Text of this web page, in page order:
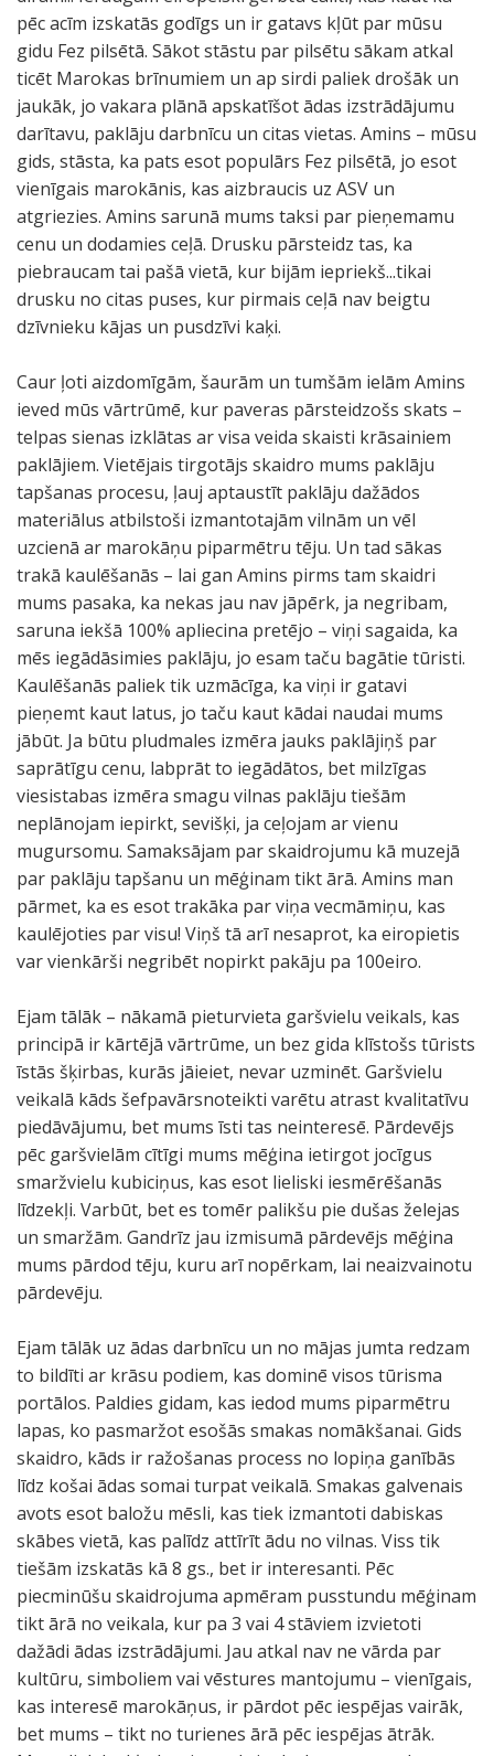
pēc acīm izskatās godīgs un ir gatavs kļūt par mūsu
gidu Fez pilsētā. Sākot stāstu par pilsētu sākam atkal
ticēt Marokas brīnumiem un ap sirdi paliek drošāk un
jaukāk, jo vakara plānā apskatīšot ādas izstrādājumu
darītavu, paklāju darbnīcu un citas vietas. Amins – mūsu
gids, stāsta, ka pats esot populārs Fez pilsētā, jo esot
vienīgais marokānis, kas aizbraucis uz ASV un
atgriezies. Amins sarunā mums taksi par pieņemamu
cenu un dodamies ceļā. Drusku pārsteidz tas, ka
piebraucam tai pašā vietā, kur bijām iepriekš...tikai
drusku no citas puses, kur pirmais ceļā nav beigtu
dzīvnieku kājas un pusdzīvi kaķi.
Caur ļoti aizdomīgām, šaurām un tumšām ielām Amins
ieved mūs vārtrūmē, kur paveras pārsteidzošs skats –
telpas sienas izklātas ar visa veida skaisti krāsainiem
paklājiem. Vietējais tirgotājs skaidro mums paklāju
tapšanas procesu, ļauj aptaustīt paklāju dažādos
materiālus atbilstoši izmantotajām vilnām un vēl
uzcienā ar marokāņu piparmētru tēju. Un tad sākas
trakā kaulēšanās – lai gan Amins pirms tam skaidri
mums pasaka, ka nekas jau nav jāpērk, ja negribam,
saruna iekšā 100% apliecina pretējo – viņi sagaida, ka
mēs iegādāsimies paklāju, jo esam taču bagātie tūristi.
Kaulēšanās paliek tik uzmācīga, ka viņi ir gatavi
pieņemt kaut latus, jo taču kaut kādai naudai mums
jābūt. Ja būtu pludmales izmēra jauks paklājiņš par
saprātīgu cenu, labprāt to iegādātos, bet milzīgas
viesistabas izmēra smagu vilnas paklāju tiešām
neplānojam iepirkt, sevišķi, ja ceļojam ar vienu
mugursomu. Samaksājam par skaidrojumu kā muzejā
par paklāju tapšanu un mēģinam tikt ārā. Amins man
pārmet, ka es esot trakāka par viņa vecmāmiņu, kas
kaulējoties par visu! Viņš tā arī nesaprot, ka eiropietis
var vienkārši negribēt nopirkt pakāju pa 100eiro.
Ejam tālāk – nākamā pieturvieta garšvielu veikals, kas
principā ir kārtējā vārtrūme, un bez gida klīstošs tūrists
īstās šķirbas, kurās jāieiet, nevar uzminēt. Garšvielu
veikalā kāds šefpavārsnoteikti varētu atrast kvalitatīvu
piedāvājumu, bet mums īsti tas neinteresē. Pārdevējs
pēc garšvielām cītīgi mums mēģina ietirgot jocīgus
smaržvielu kubiciņus, kas esot lieliski iesmērēšanās
līdzekļi. Varbūt, bet es tomēr palikšu pie dušas želejas
un smaržām. Gandrīz jau izmisumā pārdevējs mēģina
mums pārdod tēju, kuru arī nopērkam, lai neaizvainotu
pārdevēju.
Ejam tālāk uz ādas darbnīcu un no mājas jumta redzam
to bildīti ar krāsu podiem, kas dominē visos tūrisma
portālos. Paldies gidam, kas iedod mums piparmētru
lapas, ko pasmaržot esošās smakas nomākšanai. Gids
skaidro, kāds ir ražošanas process no lopiņa ganībās
līdz košai ādas somai turpat veikalā. Smakas galvenais
avots esot baložu mēsli, kas tiek izmantoti dabiskas
skābes vietā, kas palīdz attīrīt ādu no vilnas. Viss tik
tiešām izskatās kā 8 gs., bet ir interesanti. Pēc
piecminūšu skaidrojuma apmēram pusstundu mēģinam
tikt ārā no veikala, kur pa 3 vai 4 stāviem izvietoti
dažādi ādas izstrādājumi. Jau atkal nav ne vārda par
kultūru, simboliem vai vēstures mantojumu – vienīgais,
kas interesē marokāņus, ir pārdot pēc iespējas vairāk,
bet mums – tikt no turienes ārā pēc iespējas ātrāk.